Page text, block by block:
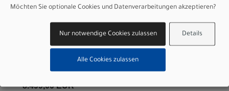
Modelljahr 2026
Lieferbar in ca. 5-8 Werktagen
Art.Nr. 97226-1152
Farbe: GLOSS RED SKY / CHROME
pro Stück (inkl. MwSt. zzgl.
Versandkosten für
8.499,00 EUR
Möchten Sie optionale Cookies und Datenverarbeitungen akzeptieren?
Details
Nur notwendige Cookies zulassen
Alle Cookies zulassen